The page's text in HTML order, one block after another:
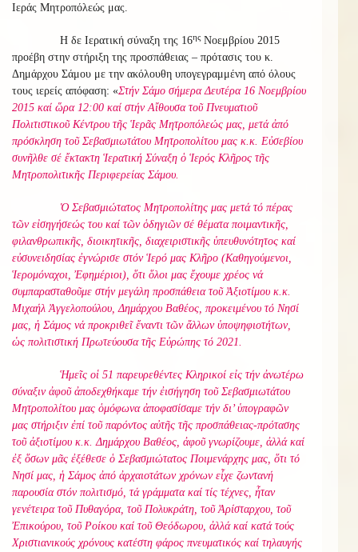
Ιεράς Μητροπόλεώς μας.
Η δε Ιερατική σύναξη της 16ηςΝοεμβρίου 2015
προέβη στην στήριξη της προσπάθειας – πρότασις του κ.
Δημάρχου Σάμου με την ακόλουθη υπογεγραμμένη από όλους
τους ιερείς απόφαση: «Στήν Σάμο σήμερα Δευτέρα 16 Νοεμβρίου
2015 καί ὥρα 12:00 καί στήν Αἴθουσα τοῦ Πνευματιοῦ
Πολιτιστικοῦ Κέντρου τῆς Ἱερᾶς Μητροπόλεώς μας, μετά ἀπό
πρόσκληση τοῦ Σεβασμιωτάτου Μητροπολίτου μας κ.κ. Εὐσεβίου
συνῆλθε σέ ἔκτακτη Ἱερατική Σύναξη ὁ Ἱερός Κλῆρος τῆς
Μητροπολιτικῆς Περιφερείας Σάμου.
Ὁ Σεβασμιώτατος Μητροπολίτης μας μετά τό πέρας
τῶν εἰσηγήσεώς του καί τῶν ὁδηγιῶν σέ θέματα ποιμαντικῆς,
φιλανθρωπικῆς, διοικητικῆς, διαχειριστικῆς ὑπευθυνότητος καί
εὐσυνειδησίας ἐγνώρισε στόν Ἱερό μας Κλῆρο (Καθηγούμενοι,
Ἱερομόναχοι, Ἐφημέριοι), ὅτι ὅλοι μας ἔχουμε χρέος νά
συμπαρασταθοῦμε στήν μεγάλη προσπάθεια τοῦ Ἀξιοτίμου κ.κ.
Μιχαήλ Ἀγγελοπούλου, Δημάρχου Βαθέος, προκειμένου τό Νησί
μας, ἡ Σάμος νά προκριθεῖ ἔναντι τῶν ἄλλων ὑποψηφιοτήτων,
ὡς πολιτιστική Πρωτεύουσα τῆς Εὐρώπης τό 2021.
Ἡμεῖς οἱ 51 παρευρεθέντες Κληρικοί εἰς τήν ἀνωτέρω
σύναξιν ἀφοῦ ἀποδεχθήκαμε τήν ἐισήγηση τοῦ Σεβασμιωτάτου
Μητροπολίτου μας ὁμόφωνα ἀποφασίσαμε τήν δι’ ὑπογραφῶν
μας στήριξιν ἐπί τοῦ παρόντος αὐτῆς τῆς προσπάθειας-πρότασης
τοῦ ἀξιοτίμου κ.κ. Δημάρχου Βαθέος, ἀφοῦ γνωρίζουμε, ἀλλά καί
ἐξ ὅσων μᾶς ἐξέθεσε ὁ Σεβασμιώτατος Ποιμενάρχης μας, ὅτι τό
Νησί μας, ἡ Σάμος ἀπό ἀρχαιοτάτων χρόνων εἶχε ζωντανή
παρουσία στόν πολιτισμό, τά γράμματα καί τίς τέχνες, ἦταν
γενέτειρα τοῦ Πυθαγόρα, τοῦ Πολυκράτη, τοῦ Ἀρίσταρχου, τοῦ
Ἐπικούρου, τοῦ Ροίκου καί τοῦ Θεόδωρου, ἀλλά καί κατά τούς
Χριστιανικούς χρόνους κατέστη φάρος πνευματικός καί τηλαυγής